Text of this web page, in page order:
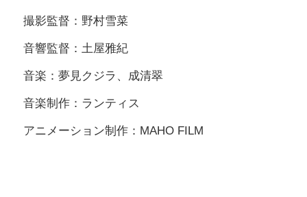
撮影監督：野村雪菜
音響監督：土屋雅紀
音楽：夢見クジラ、成清翠
音楽制作：ランティス
アニメーション制作：MAHO FILM